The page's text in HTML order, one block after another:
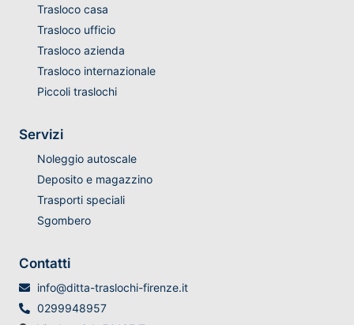
Trasloco casa
Trasloco ufficio
Trasloco azienda
Trasloco internazionale
Piccoli traslochi
Servizi
Noleggio autoscale
Deposito e magazzino
Trasporti speciali
Sgombero
Contatti
info@ditta-traslochi-firenze.it
0299948957